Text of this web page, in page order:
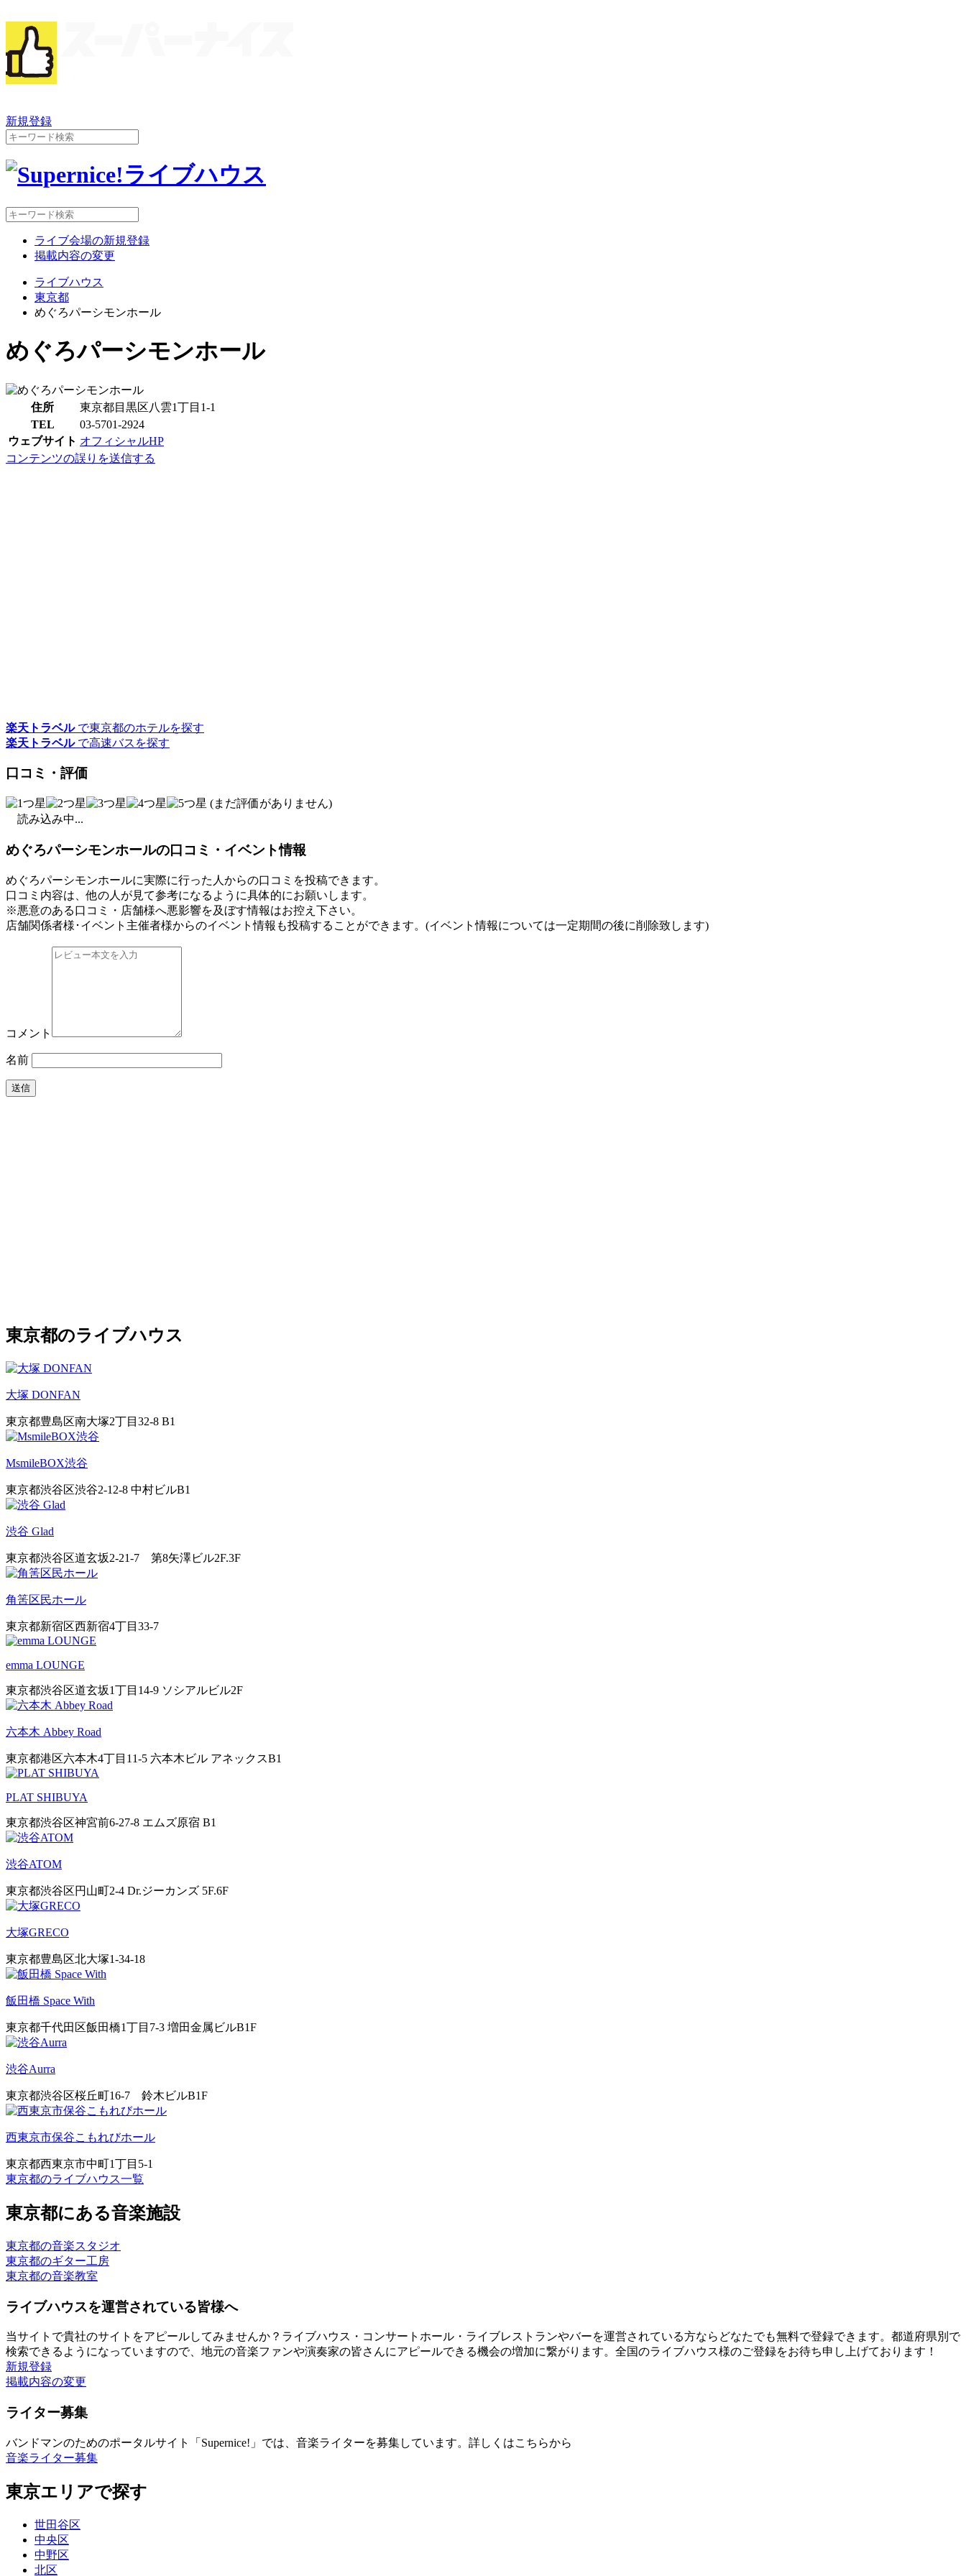
新規登録
ライブ会場の新規登録
掲載内容の変更
ライブハウス
東京都
めぐろパーシモンホール
めぐろパーシモンホール
住所
東京都目黒区八雲1丁目1-1
TEL
03-5701-2924
ウェブサイト オフィシャルHP
コンテンツの誤りを送信する
楽天トラベルで東京都のホテルを探す
楽天トラベルで高速バスを探す
口コミ・評価
(まだ評価がありません)
読み込み中...
めぐろパーシモンホールの口コミ・イベント情報
めぐろパーシモンホールに実際に行った人からの口コミを投稿できます。
口コミ内容は、他の人が見て参考になるように具体的にお願いします。
※悪意のある口コミ・店舗様へ悪影響を及ぼす情報はお控え下さい。
店舗関係者様･イベント主催者様からのイベント情報も投稿することができます。 (イベント情報については一定期間の後に削除致します)
コメント
名前
東京都のライブハウス
大塚 DONFAN
東京都豊島区南大塚2丁目32-8 B1
MsmileBOX渋谷
東京都渋谷区渋谷2-12-8 中村ビルB1
渋谷 Glad
東京都渋谷区道玄坂2-21-7 第8矢澤ビル2F.3F
角筈区民ホール
東京都新宿区西新宿4丁目33-7
emma LOUNGE
東京都渋谷区道玄坂1丁目14-9 ソシアルビル2F
六本木 Abbey Road
東京都港区六本木4丁目11-5 六本木ビル アネックスB1
PLAT SHIBUYA
東京都渋谷区神宮前6-27-8 エムズ原宿 B1
渋谷ATOM
東京都渋谷区円山町2-4 Dr.ジーカンズ 5F.6F
大塚GRECO
東京都豊島区北大塚1-34-18
飯田橋 Space With
東京都千代田区飯田橋1丁目7-3 増田金属ビルB1F
渋谷Aurra
東京都渋谷区桜丘町16-7 鈴木ビルB1F
西東京市保谷こもれびホール
東京都西東京市中町1丁目5-1
東京都のライブハウス一覧
東京都にある音楽施設
東京都の音楽スタジオ
東京都のギター工房
東京都の音楽教室
ライブハウスを運営されている皆様へ
当サイトで貴社のサイトをアピールしてみませんか？ライブハウス・コンサートホール・ライブレストランやバーを運営されている方ならどなたでも無料で登録できます。都道府県別で
検索できるようになっていますので、地元の音楽ファンや演奏家の皆さんにアピールできる機会の増加に繋がります。全国のライブハウス様のご登録をお待ち申し上げております！
新規登録
掲載内容の変更
ライター募集
バンドマンのためのポータルサイト「Supernice!」では、音楽ライターを募集しています。詳しくはこちらから
音楽ライター募集
東京エリアで探す
世田谷区
中央区
中野区
北区